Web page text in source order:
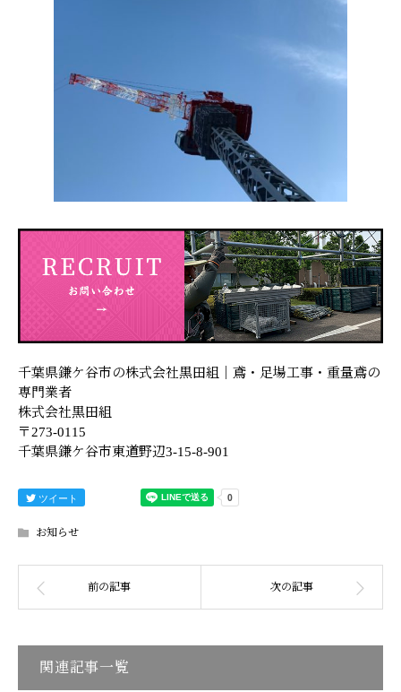
千葉県鎌ケ谷市の株式会社黒田組｜鳶・足場工事・重量鳶の
専門業者
株式会社黒田組
〒273-0115
千葉県鎌ケ谷市東道野辺3-15-8-901
ツイート
お知らせ
関連記事一覧